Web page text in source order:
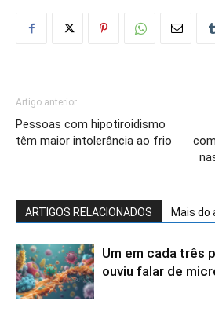
Artigo anterior
Pessoas com hipotiroidismo
têm maior intolerância ao frio
ARTIGOS RELACIONADOS Mais do
Um em cada três
ouviu falar de